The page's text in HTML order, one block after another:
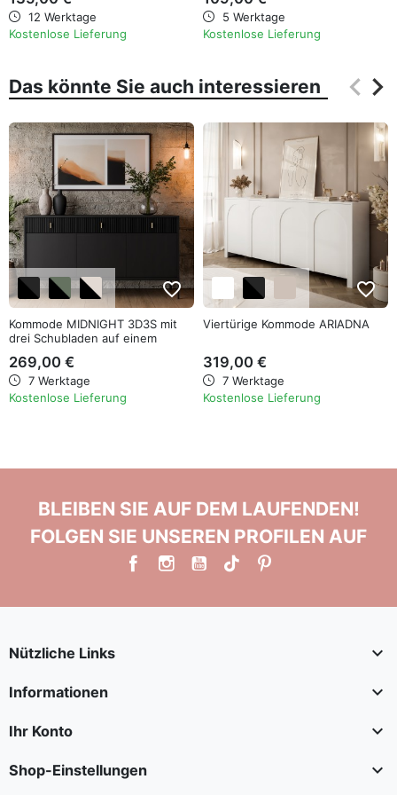
12 Werktage
Kostenlose Lieferung
5 Werktage
Kostenlose Lieferung
Das könnte Sie auch interessieren keyboard_arrow_left
keyboard_arrow_right
favorite_border
Kommode MIDNIGHT 3D3S mit
drei Schubladen auf einem
269,00 €
7 Werktage
Kostenlose Lieferung
favorite_border
Viertürige Kommode ARIADNA
319,00 €
7 Werktage
Kostenlose Lieferung
BLEIBEN SIE AUF DEM LAUFENDEN!
FOLGEN SIE UNSEREN PROFILEN AUF
Nützliche Links 
Informationen 
Ihr Konto 
Shop-Einstellungen 